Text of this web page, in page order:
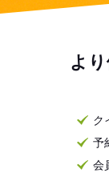
よ
ク
予
会